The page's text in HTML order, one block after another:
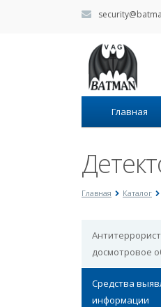
Главная
Главная Каталог
досмотровое
Средства
информации